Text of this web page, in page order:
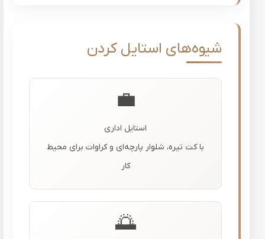
شیوه‌های استایل کردن
💼
استایل اداری
با کت تیره، شلوار پارچه‌ای و کراوات برای محیط
کار
🌅